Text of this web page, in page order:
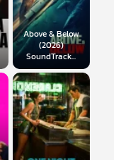
Above & Below
(2026)
SoundTrack...